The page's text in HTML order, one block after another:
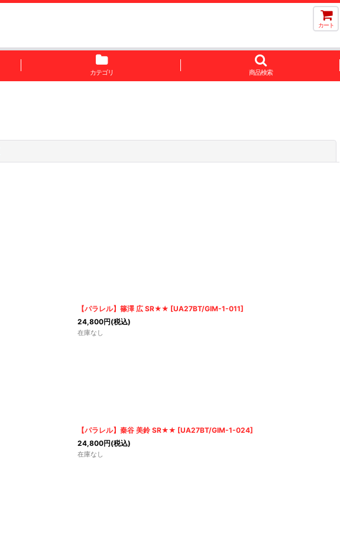
カート
カテゴリ 商品検索
【パラレル】篠澤 広 SR★★ [UA27BT/GIM-1-011]
24,800円(税込)
在庫なし
【パラレル】秦谷 美鈴 SR★★ [UA27BT/GIM-1-024]
24,800円(税込)
在庫なし